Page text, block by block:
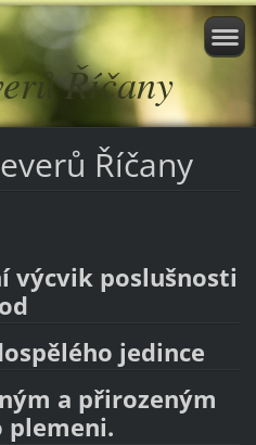
Říčany
Říčany
výcvik poslušnosti
od
jedince
a přirozeným